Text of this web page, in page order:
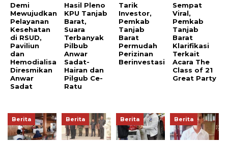
Demi
Mewujudkan
Pelayanan
Kesehatan
di RSUD,
Paviliun
dan
Hemodialisa
Diresmikan
Anwar
Sadat
Hasil Pleno
KPU Tanjab
Barat,
Suara
Terbanyak
Pilbub
Anwar
Sadat-
Hairan dan
Pilgub Ce-
Ratu
Tarik
Investor,
Pemkab
Tanjab
Barat
Permudah
Perizinan
Berinvestasi
Sempat
Viral,
Pemkab
Tanjab
Barat
Klarifikasi
Terkait
Acara The
Class of 21
Great Party
Berita Berita Berita Berita